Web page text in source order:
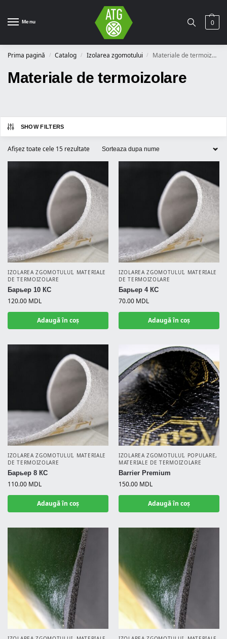
Menu 0
Prima pagină / Catalog / Izolarea zgomotului / Materiale de termoizolare
Materiale de termoizolare
SHOW FILTERS
Afișez toate cele 15 rezultate
IZOLAREA ZGOMOTULUI, MATERIALE
DE TERMOIZOLARE
Барьер 10 КС
120.00 MDL
Adaugă în coș
IZOLAREA ZGOMOTULUI, MATERIALE
DE TERMOIZOLARE
Барьер 4 КС
70.00 MDL
Adaugă în coș
IZOLAREA ZGOMOTULUI, MATERIALE
DE TERMOIZOLARE
Барьер 8 КС
110.00 MDL
Adaugă în coș
IZOLAREA ZGOMOTULUI, POPULARE,
MATERIALE DE TERMOIZOLARE
Barrier Premium
150.00 MDL
Adaugă în coș